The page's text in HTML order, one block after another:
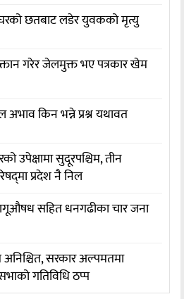
घरको छतबाट लडेर युवकको मृत्यु
गरेर जेलमुक्त भए पत्रकार खेम
अभाव किन भन्ने प्रश्न यथावत
उपेक्षामा सुदूरपश्चिम, तीन
प्रदेश नै निल
सहित धनगढीका चार जना
अनिश्चित, सरकार अल्पमतमा
गतिविधि ठप्प